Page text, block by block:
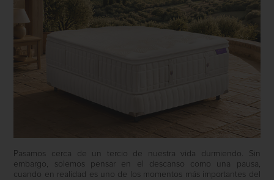
Pasamos cerca de un tercio de nuestra vida durmiendo. Sin
embargo, solemos pensar en el descanso como una pausa,
cuando en realidad es uno de los momentos más importantes del